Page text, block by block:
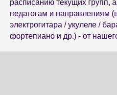
расписанию текущих групп,
педагогам и направлениям
электрогитара / укулеле /
фортепиано и др.) - от